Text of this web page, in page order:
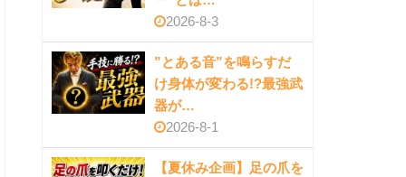
2026-8-3
”とある音”を鳴らすだ
け身体が変わる!?最強武
器が…
2026-8-1
【夏休み企画】足の爪を